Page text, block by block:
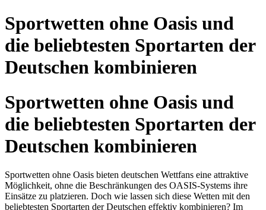
Sportwetten ohne Oasis und
die beliebtesten Sportarten der
Deutschen kombinieren
Sportwetten ohne Oasis und
die beliebtesten Sportarten der
Deutschen kombinieren
Sportwetten ohne Oasis bieten deutschen Wettfans eine attraktive
Möglichkeit, ohne die Beschränkungen des OASIS-Systems ihre
Einsätze zu platzieren. Doch wie lassen sich diese Wetten mit den
beliebtesten Sportarten der Deutschen effektiv kombinieren? Im